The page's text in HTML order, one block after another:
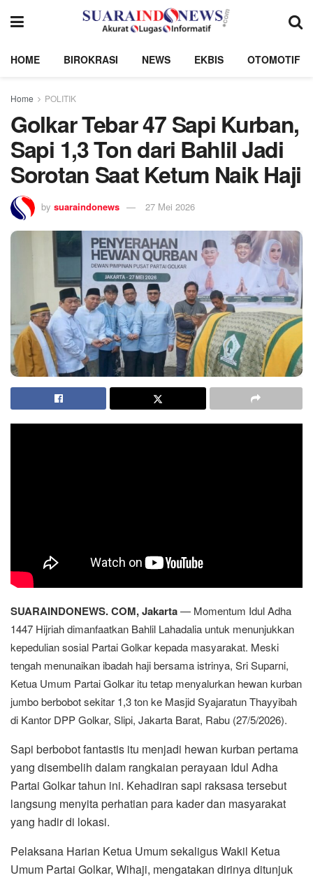
HOME BIROKRASI NEWS EKBIS OTOMOTIF
Home POLITIK
Golkar Tebar 47 Sapi Kurban,
Sapi 1,3 Ton dari Bahlil Jadi
Sorotan Saat Ketum Naik Haji
by suaraindonews 27 Mei 2026
SUARAINDONEWS. COM, Jakarta— Momentum Idul Adha
1447 Hijriah dimanfaatkan Bahlil Lahadalia untuk menunjukkan
kepedulian sosial Partai Golkar kepada masyarakat. Meski
tengah menunaikan ibadah haji bersama istrinya, Sri Suparni,
Ketua Umum Partai Golkar itu tetap menyalurkan hewan kurban
jumbo berbobot sekitar 1,3 ton ke Masjid Syajaratun Thayyibah
di Kantor DPP Golkar, Slipi, Jakarta Barat, Rabu (27/5/2026).
Sapi berbobot fantastis itu menjadi hewan kurban pertama
yang disembelih dalam rangkaian perayaan Idul Adha
Partai Golkar tahun ini. Kehadiran sapi raksasa tersebut
langsung menyita perhatian para kader dan masyarakat
yang hadir di lokasi.
Pelaksana Harian Ketua Umum sekaligus Wakil Ketua
Umum Partai Golkar, Wihaji, mengatakan dirinya ditunjuk